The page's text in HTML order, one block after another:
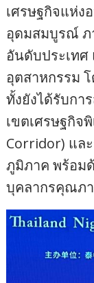
เศรษฐกิจแห่ง
อุดมสมบูรณ์ ภ
อันดับประเทศ
อุตสาหกรรม
ทั้งยังได้รับกา
เขตเศรษฐกิจ
Corridor) แล
ภูมิภาค พร้อม
บุคลากรคุณภ